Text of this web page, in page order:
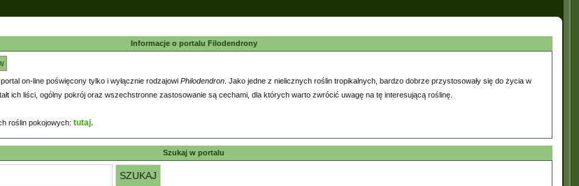
Informacje o portalu Filodendrony
on-line poświęcony tylko i wyłącznie rodzajowi Philodendron . Jako jedne z nielicznych roślin tropikalnych, bardzo dobrze przystosowały się do życia w
ich liści, ogólny pokrój oraz wszechstronne zastosowanie są cechami, dla których warto zwrócić uwagę na tę interesującą roślinę.
roślin pokojowych: tutaj.
Szukaj w portalu